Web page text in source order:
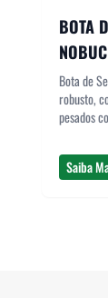
BOTA
Bota de
robusto,
pesados
Saiba